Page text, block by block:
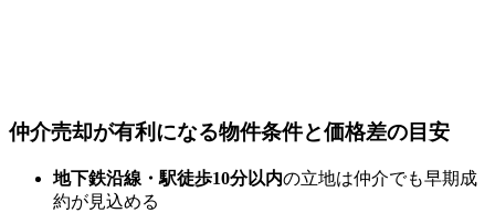
仲介売却が有利になる物件条件と価格差の目安
地下鉄沿線・駅徒歩10分以内の立地は仲介でも早期成
約が見込める